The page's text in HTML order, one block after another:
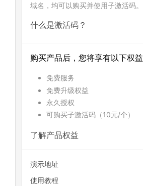
域名，均可以购买并使用子激活码。
什么是激活码？
购买产品后，您将享有以下权益
免费服务
免费升级权益
永久授权
可购买子激活码（10元/个）
了解产品权益
演示地址
使用教程